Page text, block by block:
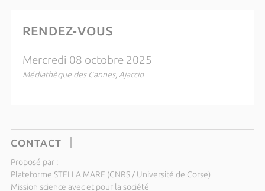
RENDEZ-VOUS
Mercredi 08 octobre 2025
Médiathèque des Cannes, Ajaccio
CONTACT
Proposé par :
Plateforme STELLA MARE (CNRS / Université de Corse)
Mission science avec et pour la société